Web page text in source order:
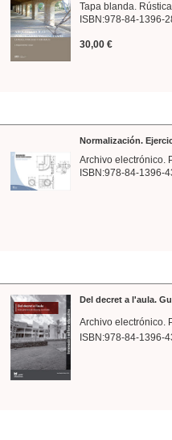
Tapa blanda. Rústica
ISBN:978-84-1396-
30,00 €
Normalización.
Archivo electrónico.
ISBN:978-84-1396-
Del decret a l'aula.
Archivo electrónico.
ISBN:978-84-1396-